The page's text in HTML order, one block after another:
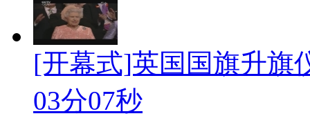
[开幕式]英国国旗升旗
03分07秒